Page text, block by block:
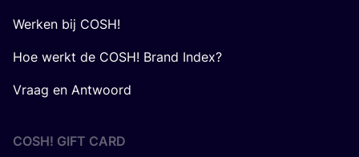
Werken bij COSH!
Hoe werkt de COSH! Brand Index?
Vraag en Antwoord
COSH! GIFT CARD